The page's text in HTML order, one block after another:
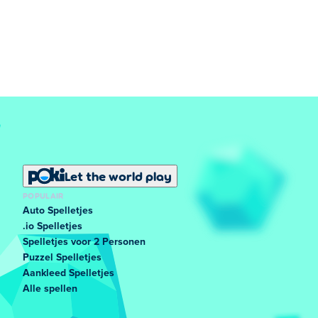
Let the world play
POPULAIR
Auto Spelletjes
.io Spelletjes
Spelletjes voor 2 Personen
Puzzel Spelletjes
Aankleed Spelletjes
Alle spellen